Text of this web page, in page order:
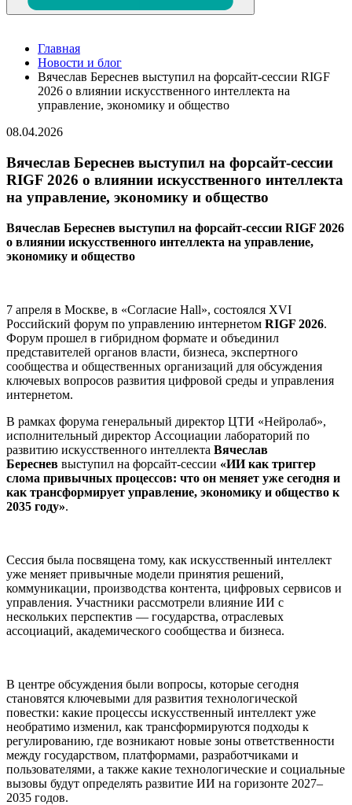
Главная
Новости и блог
Вячеслав Береснев выступил на форсайт-сессии RIGF
2026 о влиянии искусственного интеллекта на
управление, экономику и общество
08.04.2026
Вячеслав Береснев выступил на форсайт-сессии
RIGF 2026 о влиянии искусственного интеллекта
на управление, экономику и общество
Вячеслав Береснев выступил на форсайт-сессии RIGF 2026
о влиянии искусственного интеллекта на управление,
экономику и общество
7 апреля в Москве, в «Согласие Hall», состоялся XVI
Российский форум по управлению интернетом RIGF 2026.
Форум прошел в гибридном формате и объединил
представителей органов власти, бизнеса, экспертного
сообщества и общественных организаций для обсуждения
ключевых вопросов развития цифровой среды и управления
интернетом.
В рамках форума генеральный директор ЦТИ «Нейролаб»,
исполнительный директор Ассоциации лабораторий по
развитию искусственного интеллекта Вячеслав
Береснев выступил на форсайт-сессии «ИИ как триггер
слома привычных процессов: что он меняет уже сегодня и
как трансформирует управление, экономику и общество к
2035 году».
Сессия была посвящена тому, как искусственный интеллект
уже меняет привычные модели принятия решений,
коммуникации, производства контента, цифровых сервисов и
управления. Участники рассмотрели влияние ИИ с
нескольких перспектив — государства, отраслевых
ассоциаций, академического сообщества и бизнеса.
В центре обсуждения были вопросы, которые сегодня
становятся ключевыми для развития технологической
повестки: какие процессы искусственный интеллект уже
необратимо изменил, как трансформируются подходы к
регулированию, где возникают новые зоны ответственности
между государством, платформами, разработчиками и
пользователями, а также какие технологические и социальные
вызовы будут определять развитие ИИ на горизонте 2027–
2035 годов.